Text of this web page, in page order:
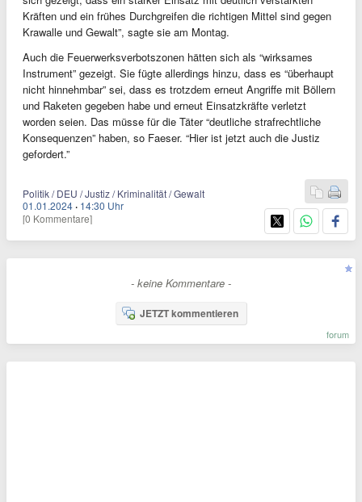
Kräften und ein frühes Durchgreifen die richtigen Mittel sind gegen
Krawalle und Gewalt”, sagte sie am Montag.
Auch die Feuerwerksverbotszonen hätten sich als “wirksames
Instrument” gezeigt. Sie fügte allerdings hinzu, dass es “überhaupt
nicht hinnehmbar” sei, dass es trotzdem erneut Angriffe mit Böllern
und Raketen gegeben habe und erneut Einsatzkräfte verletzt
worden seien. Das müsse für die Täter “deutliche strafrechtliche
Konsequenzen” haben, so Faeser. “Hier ist jetzt auch die Justiz
gefordert.”
Politik / DEU / Justiz / Kriminalität / Gewalt
01.01.2024 · 14:30 Uhr
[0 Kommentare]
- keine Kommentare -
JETZT kommentieren
forum